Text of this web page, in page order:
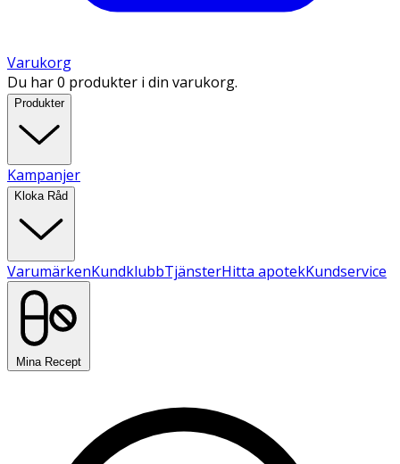
Varukorg
Du har 0 produkter i din varukorg.
Produkter
Kampanjer
Kloka Råd
VarumärkenKundklubbTjänsterHitta apotekKundservice
Mina Recept